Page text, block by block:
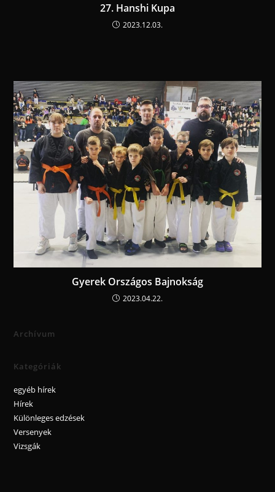
27. Hanshi Kupa
2023.12.03.
Gyerek Országos Bajnokság
2023.04.22.
Archívum
Kategóriák
egyéb hírek
Hírek
Különleges edzések
Versenyek
Vizsgák